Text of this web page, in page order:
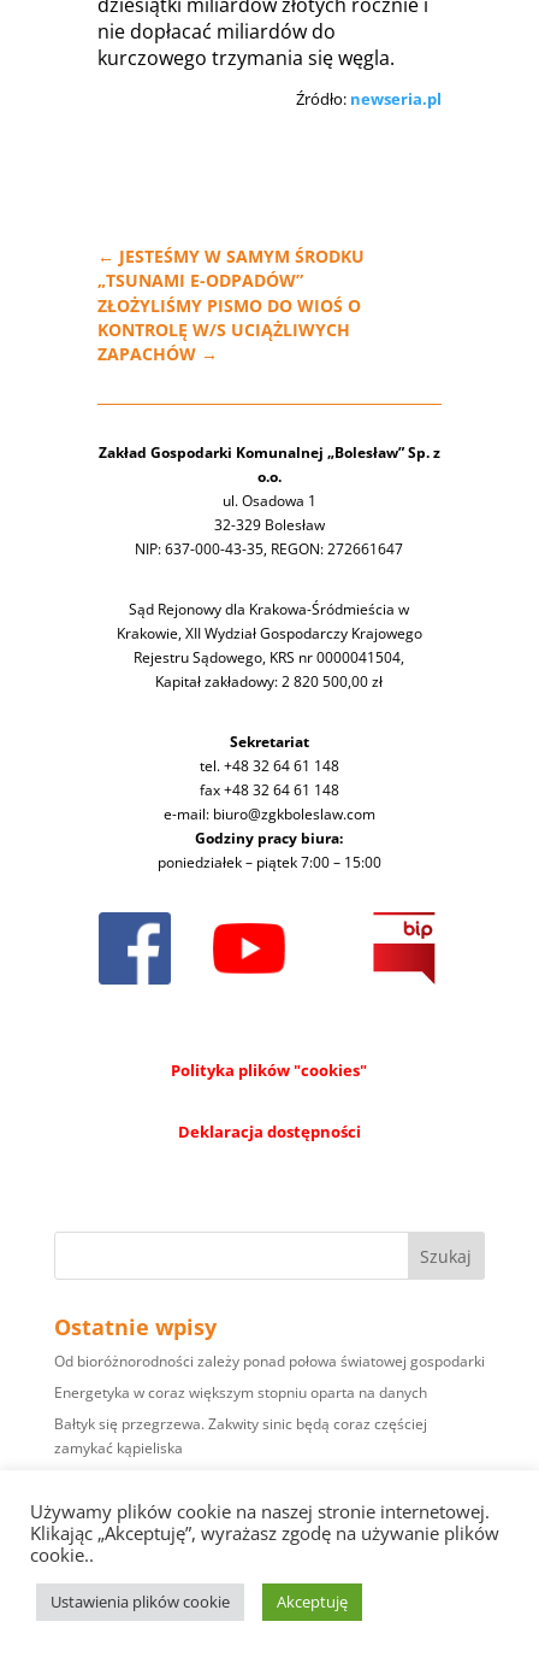
nie dopłacać miliardów do
kurczowego trzymania się węgla.
Źródło: newseria.pl
← JESTEŚMY W SAMYM ŚRODKU
„TSUNAMI E-ODPADÓW”
ZŁOŻYLIŚMY PISMO DO WIOŚ O
KONTROLĘ W/S UCIĄŻLIWYCH
ZAPACHÓW→
Zakład Gospodarki Komunalnej „Bolesław” Sp. z
o.o.
ul. Osadowa 1
32-329 Bolesław
NIP: 637-000-43-35, REGON: 272661647
Sąd Rejonowy dla Krakowa-Śródmieścia w
Krakowie, XII Wydział Gospodarczy Krajowego
Rejestru Sądowego, KRS nr 0000041504,
Kapitał zakładowy: 2 820 500,00 zł
Sekretariat
tel. +48 32 64 61 148
fax +48 32 64 61 148
e-mail: biuro@zgkboleslaw.com
Godziny pracy biura:
poniedziałek – piątek 7:00 – 15:00
Polityka plików "cookies"
Deklaracja dostępności
Ostatnie wpisy
Od bioróżnorodności zależy ponad połowa światowej gospodarki
Energetyka w coraz większym stopniu oparta na danych
Bałtyk się przegrzewa. Zakwity sinic będą coraz częściej
zamykać kąpieliska
zapotrzebowania na gaz
Przepisy środowiskowe – przedsiębiorcy muszą się
dostosowywać w szybkim tempie
Najnowsze komentarze
Używamy plików cookie na naszej stronie internetowej.
Klikając „Akceptuję”, wyrażasz zgodę na używanie plików
cookie..
Ustawienia plików cookie Akceptuję